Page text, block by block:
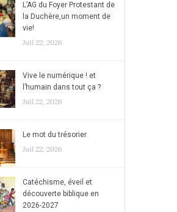
L’AG du Foyer Protestant de
la Duchère,un moment de
vie!
Juil 22, 2026
Vive le numérique ! et
l’humain dans tout ça ?
Juil 22, 2026
Le mot du trésorier
Juil 22, 2026
Catéchisme, éveil et
découverte biblique en
2026-2027